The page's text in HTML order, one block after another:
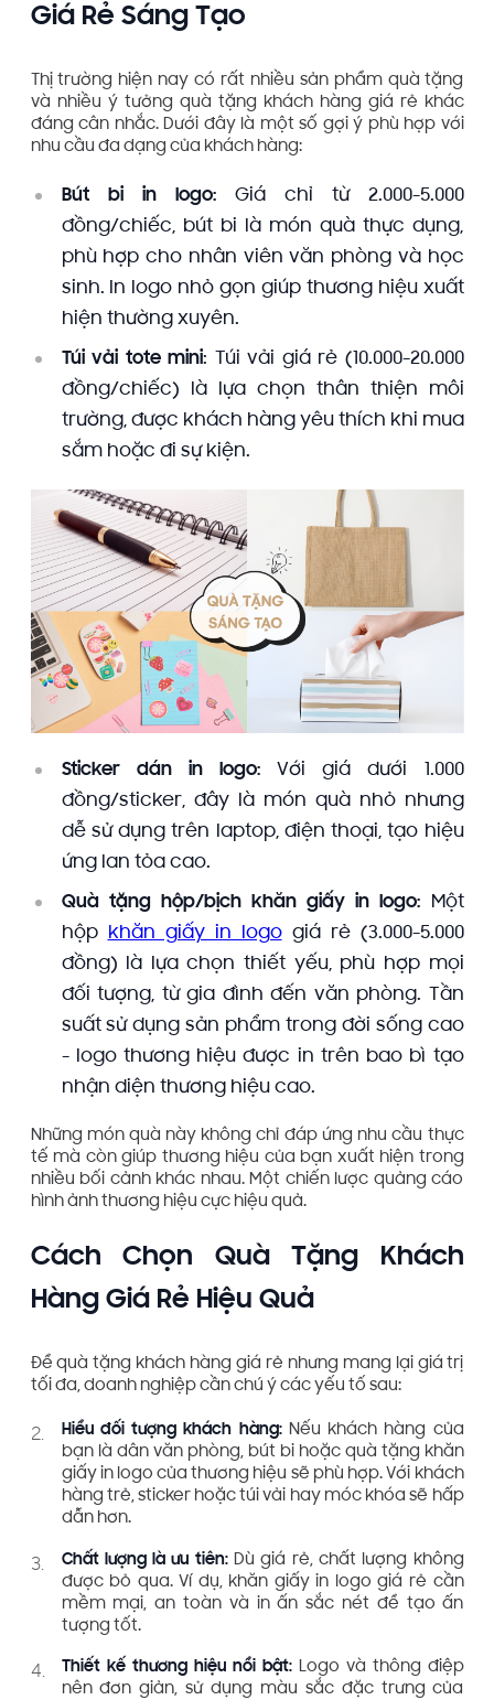
Giá Rẻ Sáng Tạo
Thị trường hiện nay có rất nhiều sản phẩm quà tặng
và nhiều ý tưởng quà tặng khách hàng giá rẻ khác
đáng cân nhắc. Dưới đây là một số gợi ý phù hợp với
nhu cầu đa dạng của khách hàng:
Bút bi in logo:Giá chỉ từ 2.000-5.000
đồng/chiếc, bút bi là món quà thực dụng,
phù hợp cho nhân viên văn phòng và học
sinh. In logo nhỏ gọn giúp thương hiệu xuất
hiện thường xuyên.
Túi vải tote mini: Túi vải giá rẻ (10.000-20.000
đồng/chiếc) là lựa chọn thân thiện môi
trường, được khách hàng yêu thích khi mua
sắm hoặc đi sự kiện.
Sticker dán in logo:Với giá dưới 1.000
đồng/sticker, đây là món quà nhỏ nhưng
dễ sử dụng trên laptop, điện thoại, tạo hiệu
ứng lan tỏa cao.
Quà tặng hộp/bịch khăn giấy in logo: Một
hộp khăn giấy in logogiá rẻ (3.000-5.000
đồng) là lựa chọn thiết yếu, phù hợp mọi
đối tượng, từ gia đình đến văn phòng. Tần
suất sử dụng sản phẩm trong đời sống cao
- logo thương hiệu được in trên bao bì tạo
nhận diện thương hiệu cao.
Những món quà này không chỉ đáp ứng nhu cầu thực
tế mà còn giúp thương hiệu của bạn xuất hiện trong
nhiều bối cảnh khác nhau. Một chiến lược quảng cáo
hình ảnh thương hiệu cực hiệu quả.
Cách Chọn Quà Tặng Khách
Hàng Giá Rẻ Hiệu Quả
Để quà tặng khách hàng giá rẻ nhưng mang lại giá trị
tối đa, doanh nghiệp cần chú ý các yếu tố sau:
Hiểu đối tượng khách hàng:Nếu khách hàng của
bạn là dân văn phòng, bút bi hoặc quà tặng khăn
giấy in logo của thương hiệu sẽ phù hợp. Với khách
hàng trẻ, sticker hoặc túi vải hay móc khóa sẽ hấp
dẫn hơn.
Chất lượng là ưu tiên:Dù giá rẻ, chất lượng không
được bỏ qua. Ví dụ, khăn giấy in logo giá rẻ cần
mềm mại, an toàn và in ấn sắc nét để tạo ấn
tượng tốt.
Thiết kế thương hiệu nổi bật:Logo và thông điệp
nên đơn giản, sử dụng màu sắc đặc trưng của